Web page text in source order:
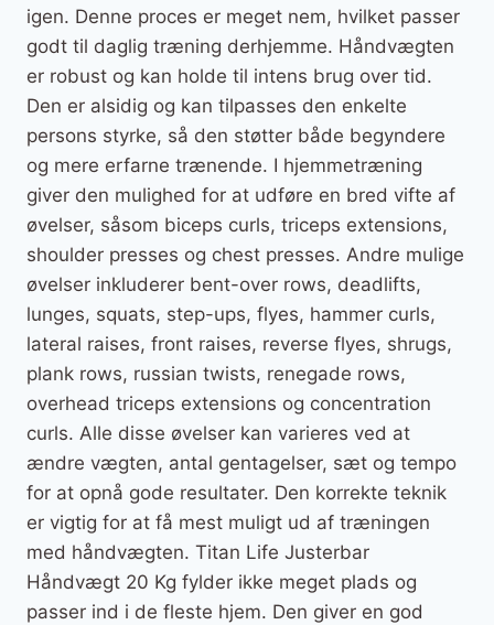
igen. Denne proces er meget nem, hvilket passer
godt til daglig træning derhjemme. Håndvægten
er robust og kan holde til intens brug over tid.
Den er alsidig og kan tilpasses den enkelte
persons styrke, så den støtter både begyndere
og mere erfarne trænende. I hjemmetræning
giver den mulighed for at udføre en bred vifte af
øvelser, såsom biceps curls, triceps extensions,
shoulder presses og chest presses. Andre mulige
øvelser inkluderer bent-over rows, deadlifts,
lunges, squats, step-ups, flyes, hammer curls,
lateral raises, front raises, reverse flyes, shrugs,
plank rows, russian twists, renegade rows,
overhead triceps extensions og concentration
curls. Alle disse øvelser kan varieres ved at
ændre vægten, antal gentagelser, sæt og tempo
for at opnå gode resultater. Den korrekte teknik
er vigtig for at få mest muligt ud af træningen
med håndvægten. Titan Life Justerbar
Håndvægt 20 Kg fylder ikke meget plads og
passer ind i de fleste hjem. Den giver en god